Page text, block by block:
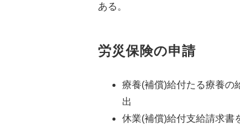
ある。
労災保険の申請
療養(補償)給付たる療養の
出
休業(補償)給付支給請求書